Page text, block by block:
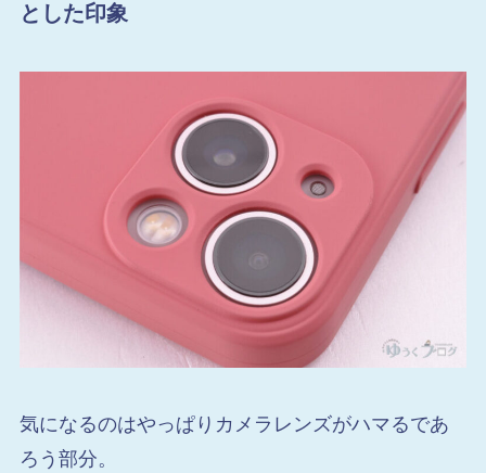
とした印象
気になるのはやっぱりカメラレンズがハマるであ
ろう部分。